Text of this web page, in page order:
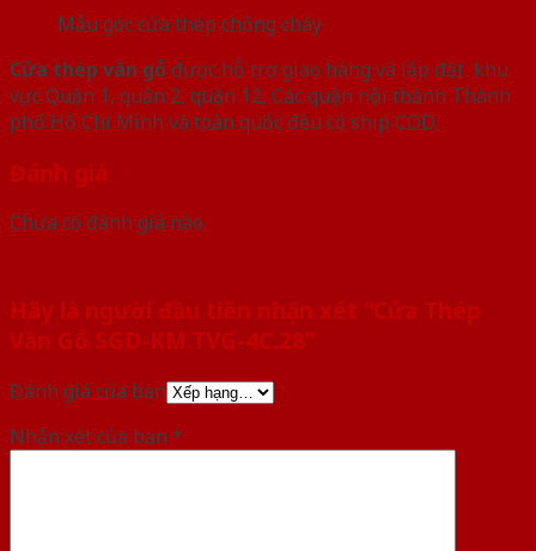
Mẫu góc cửa thép chống cháy
Cửa thép vân gỗ được hỗ trợ giao hàng và lắp đặt khu
vực Quận 1, quận 2, quận 12, Các quận nội thành Thành
phố Hồ Chí Minh và toàn quốc đều có ship COD.
Đánh giá
Chưa có đánh giá nào.
Hãy là người đầu tiên nhận xét “Cửa Thép
Vân Gỗ SGD-KM.TVG-4C.28”
Đánh giá của bạn
Nhận xét của bạn *